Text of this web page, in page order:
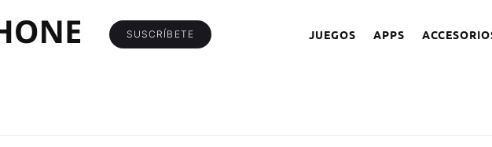
SUSCRÍBETE JUEGOS APPS